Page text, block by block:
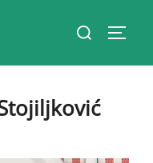
Search